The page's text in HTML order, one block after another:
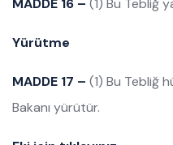
MADDE 16 – (1) Bu Tebliğ
Yürütme
MADDE 17 – (1) Bu Tebliğ
Bakanı yürütür.